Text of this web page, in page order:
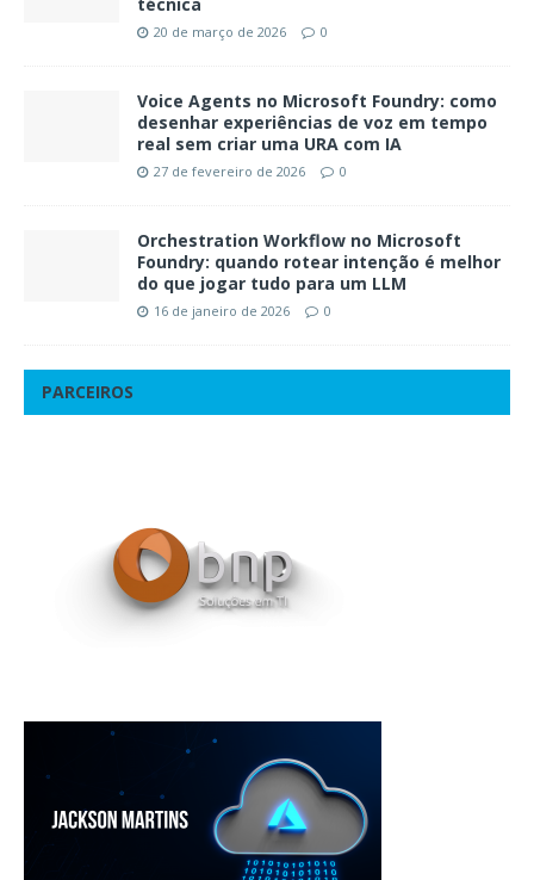
20 de março de 2026 0
Voice Agents no Microsoft Foundry: como
desenhar experiências de voz em tempo
real sem criar uma URA com IA
27 de fevereiro de 2026 0
Orchestration Workflow no Microsoft
Foundry: quando rotear intenção é melhor
do que jogar tudo para um LLM
16 de janeiro de 2026 0
PARCEIROS